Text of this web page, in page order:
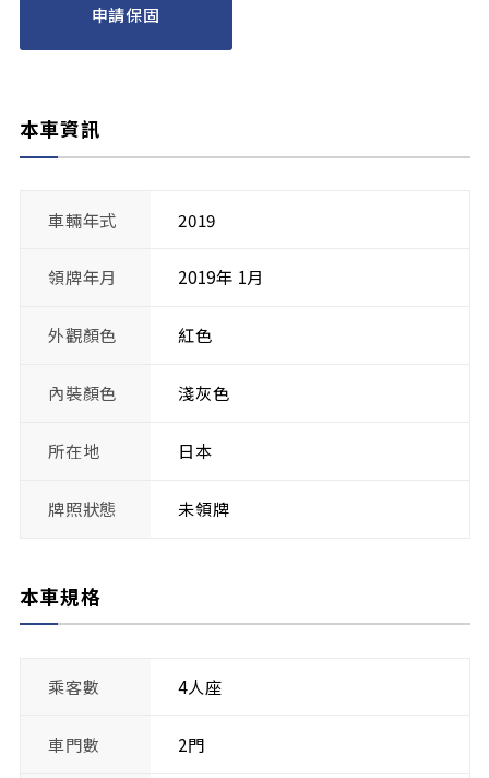
申請保固
本車資訊
車輛年式 2019
領牌年月 2019年 1月
外觀顏色 紅色
內裝顏色 淺灰色
所在地 日本
牌照狀態 未領牌
本車規格
乘客數 4人座
車門數 2門